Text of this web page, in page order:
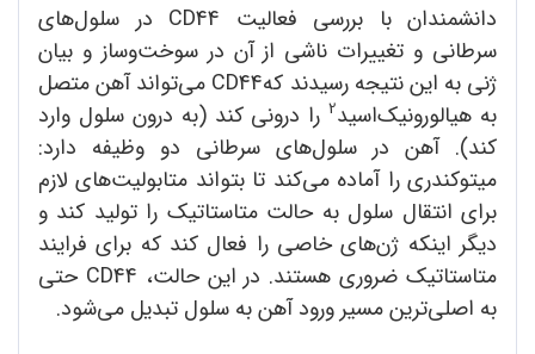
دانشمندان با بررسی فعالیت CD44 در سلول‌های
سرطانی و تغییرات ناشی از آن در سوخت‌وساز و بیان
ژنی به این نتیجه رسیدند کهCD44 می‌تواند آهن متصل
به هیالورونیک‌اسید2را درونی کند (به درون سلول وارد
کند). آهن در سلول‌های سرطانی دو وظیفه دارد:
میتوکندری را آماده می‌کند تا بتواند متابولیت‌های لازم
برای انتقال سلول به حالت متاستاتیک را تولید کند و
دیگر اینکه ژن‌های خاصی را فعال کند که برای فرایند
متاستاتیک ضروری هستند. در این حالت، CD44 حتی
به اصلی‌ترین مسیر ورود آهن به سلول تبدیل می‌شود.